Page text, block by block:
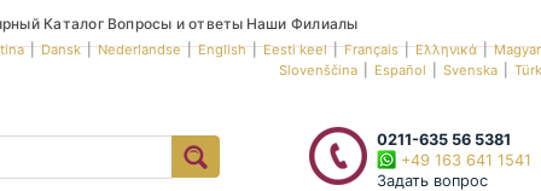
Каталог Вопросы и ответы Наши Филиалы
|Dansk|Nederlandse|English|Eesti keel|Français|Ελληνικά|Magyar
Slovenščina
Español Svenska
0211-635 56 5381
+49 163 641 1541
Задать вопрос